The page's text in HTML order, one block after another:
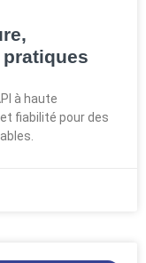
à haute
fiabilité pour des